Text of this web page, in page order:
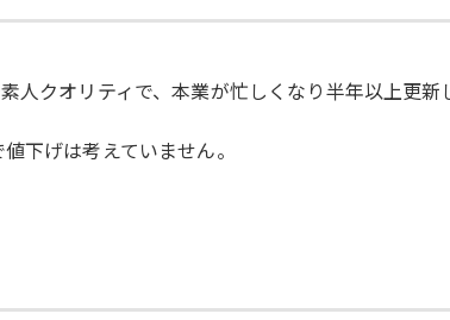
人クオリティで、本業が忙しくなり半年以上更
下げは考えていません。